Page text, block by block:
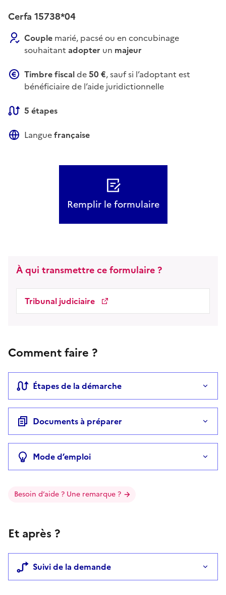
Cerfa 15738*04
Couple marié, pacsé ou en concubinage
souhaitant adopter un majeur
Timbre fiscalde50 €, sauf si l’adoptant est
bénéficiaire de l’aide juridictionnelle
5 étapes
Languefrançaise
Remplir le formulaire
À qui transmettre ce formulaire ?
Tribunal judiciaire
Comment faire ?
Étapes de la démarche
Documents à préparer
Mode d’emploi
Besoin d’aide ? Une remarque ?
Et après ?
Suivi de la demande